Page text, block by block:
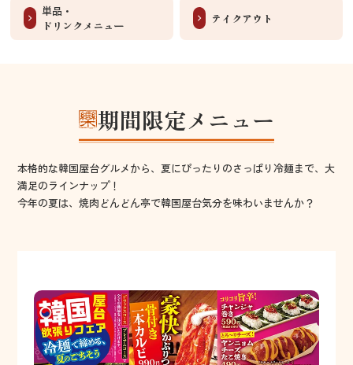
単品・
ドリンクメニュー
テイクアウト
期間限定メニュー
本格的な韓国屋台グルメから、夏にぴったりのさっぱり冷麺まで、大
満足のラインナップ！
今年の夏は、焼肉どんどん亭で韓国屋台気分を味わいませんか？